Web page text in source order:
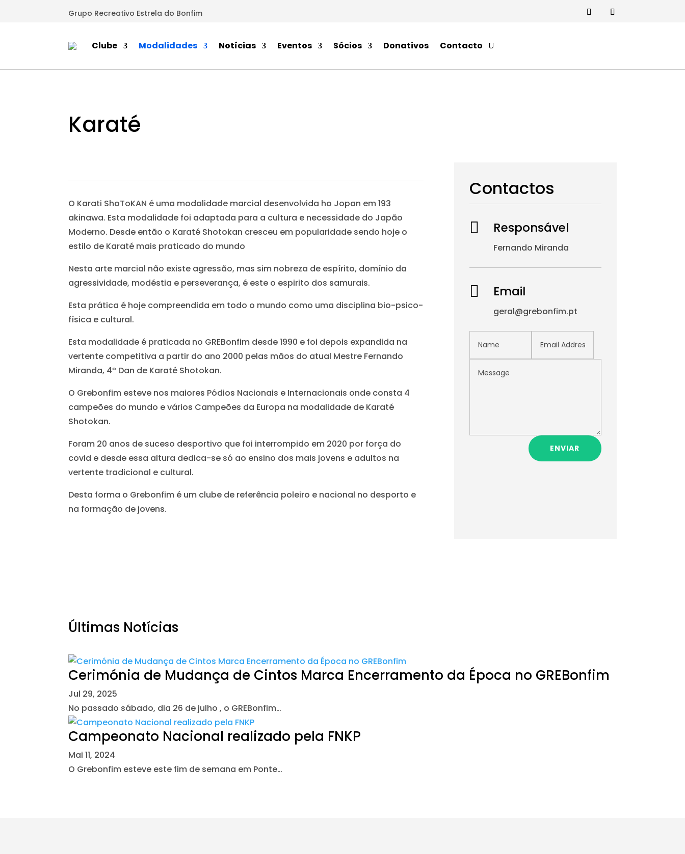
Grupo Recreativo Estrela do Bonfim
Clube Modalidades Notícias Eventos Sócios Donativos Contacto
Karaté
O Karati ShoToKAN é uma modalidade marcial desenvolvida ho Jopan em 193
akinawa. Esta modalidade foi adaptada para a cultura e necessidade do Japão
Moderno. Desde então o Karaté Shotokan cresceu em popularidade sendo hoje o
estilo de Karaté mais praticado do mundo
Nesta arte marcial não existe agressão, mas sim nobreza de espírito, domínio da
agressividade, modéstia e perseverança, é este o espirito dos samurais.
Esta prática é hoje compreendida em todo o mundo como uma disciplina bio-psico-
física e cultural.
Esta modalidade é praticada no GREBonfim desde 1990 e foi depois expandida na
vertente competitiva a partir do ano 2000 pelas mãos do atual Mestre Fernando
Miranda, 4º Dan de Karaté Shotokan.
O Grebonfim esteve nos maiores Pódios Nacionais e Internacionais onde consta 4
campeões do mundo e vários Campeões da Europa na modalidade de Karaté
Shotokan.
Foram 20 anos de suceso desportivo que foi interrompido em 2020 por força do
covid e desde essa altura dedica-se só ao ensino dos mais jovens e adultos na
vertente tradicional e cultural.
Desta forma o Grebonfim é um clube de referência poleiro e nacional no desporto e
na formação de jovens.
Contactos
 Responsável
Fernando Miranda
 Email
geral@grebonfim.pt
ENVIAR
Últimas Notícias
Cerimónia de Mudança de Cintos Marca Encerramento da Época no GREBonfim
Jul 29, 2025
No passado sábado, dia 26 de julho , o GREBonfim…
Campeonato Nacional realizado pela FNKP
Mai 11, 2024
O Grebonfim esteve este fim de semana em Ponte…